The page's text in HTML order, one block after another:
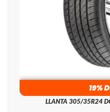
19%
LLANTA 305/35R24